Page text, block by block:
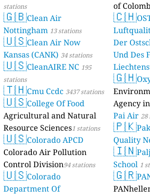
stations
🇬🇧Clean Air
Nottingham 13 stations
🇺🇸Clean Air Now
Kansas (CANK) 34 stations
🇺🇸CleanAIRE NC 195
stations
🇹🇭Cmu Ccdc 3437 stations
🇺🇸College Of Food
Agricultural and Natural
Resource Sciences1 stations
🇺🇸Colorado APCD
Colorado Air Pollution
Control Division94 stations
🇺🇸Colorado
Department Of
of
🇨🇭
Der
Und Des
🇬🇭
Agency
Pai Air 28
🇵🇰
Quality
🇮🇳
School 1
🇬🇷